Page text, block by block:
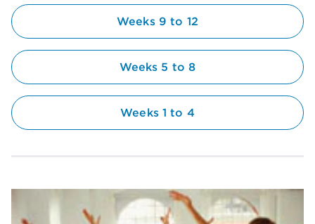
Weeks 9 to 12
Weeks 5 to 8
Weeks 1 to 4